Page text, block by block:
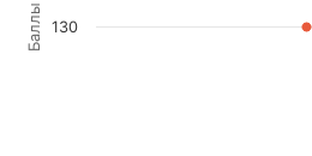
Баллы 130